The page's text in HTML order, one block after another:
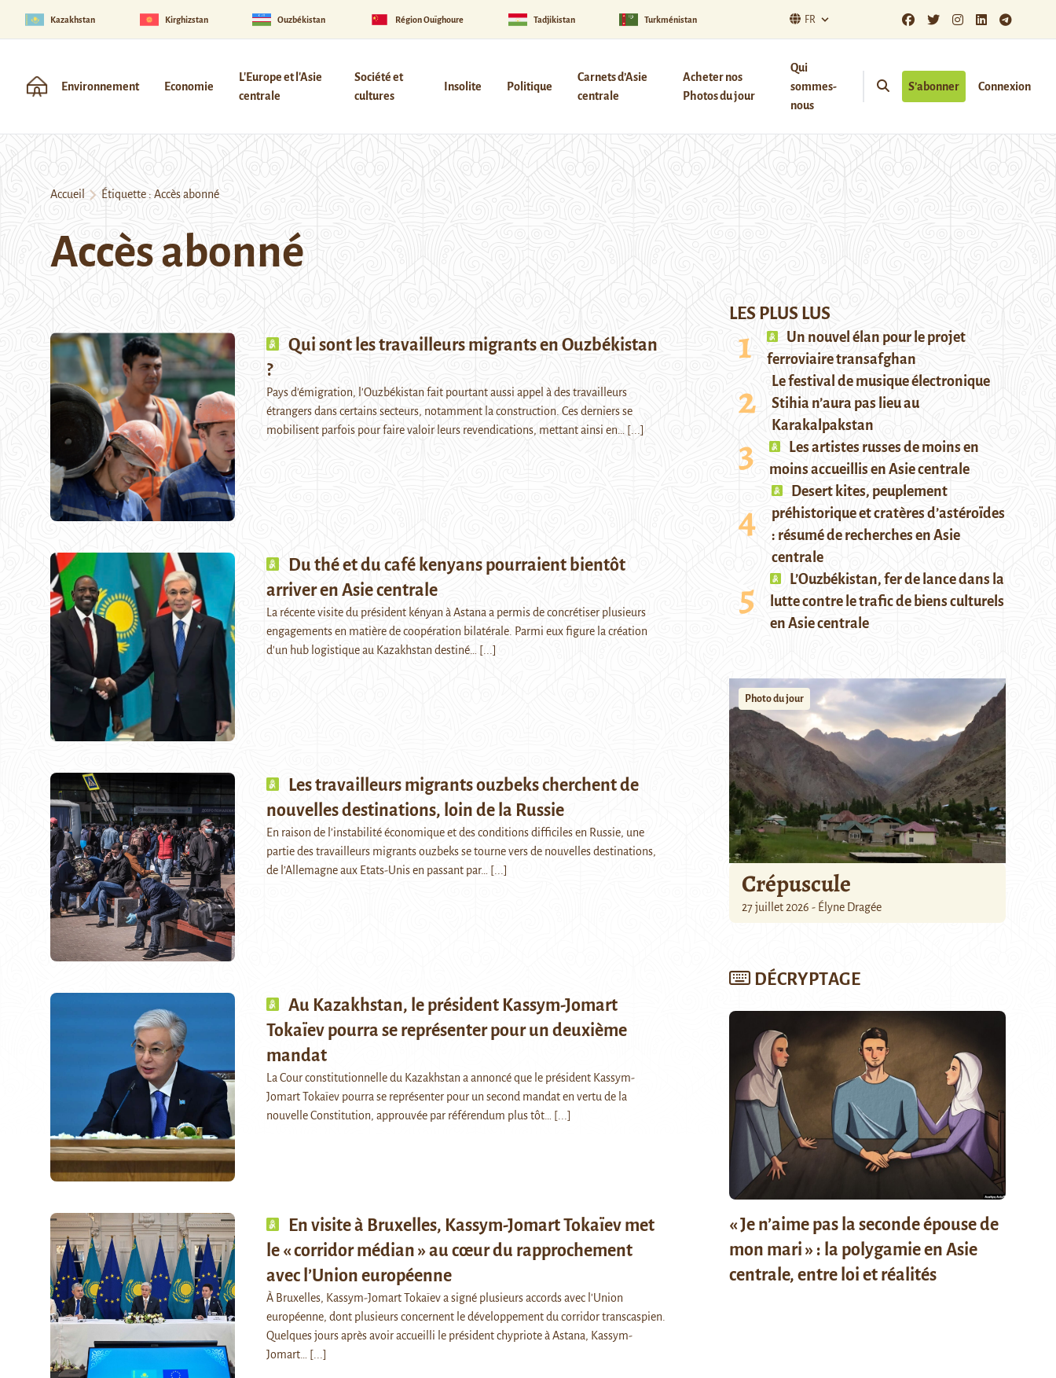
Kazakhstan Kirghizstan Ouzbékistan Région Ouïghoure Tadjikistan Turkménistan FR
Environnement Economie
L'Europe et l'Asie
centrale
Société et
cultures
Insolite Politique
Carnets d’Asie
centrale
Acheter nos
Photos du jour
Qui
sommes-
nous
S’abonner Connexion
Accueil Étiquette : Accès abonné
Accès abonné
Qui sont les travailleurs migrants en Ouzbékistan
?
Pays d'émigration, l'Ouzbékistan fait pourtant aussi appel à des travailleurs
étrangers dans certains secteurs, notamment la construction. Ces derniers se
mobilisent parfois pour faire valoir leurs revendications, mettant ainsi en…
[...]
Du thé et du café kenyans pourraient bientôt
arriver en Asie centrale
La récente visite du président kényan à Astana a permis de concrétiser plusieurs
engagements en matière de coopération bilatérale. Parmi eux figure la création
d'un hub logistique au Kazakhstan destiné…
[...]
Les travailleurs migrants ouzbeks cherchent de
nouvelles destinations, loin de la Russie
En raison de l’instabilité économique et des conditions difficiles en Russie, une
partie des travailleurs migrants ouzbeks se tourne vers de nouvelles destinations,
de l’Allemagne aux Etats-Unis en passant par…
[...]
Au Kazakhstan, le président Kassym-Jomart
Tokaïev pourra se représenter pour un deuxième
mandat
La Cour constitutionnelle du Kazakhstan a annoncé que le président Kassym-
Jomart Tokaïev pourra se représenter pour un second mandat en vertu de la
nouvelle Constitution, approuvée par référendum plus tôt…
[...]
En visite à Bruxelles, Kassym-Jomart Tokaïev met
le « corridor médian » au cœur du rapprochement
avec l’Union européenne
À Bruxelles, Kassym-Jomart Tokaïev a signé plusieurs accords avec l'Union
européenne, dont plusieurs concernent le développement du corridor transcaspien.
Quelques jours après avoir accueilli le président chypriote à Astana, Kassym-
Jomart…
[...]
LES PLUS LUS
Un nouvel élan pour le projet
ferroviaire transafghan
Le festival de musique électronique
Stihia n’aura pas lieu au
Karakalpakstan
Les artistes russes de moins en
moins accueillis en Asie centrale
Desert kites, peuplement
préhistorique et cratères d’astéroïdes
: résumé de recherches en Asie
centrale
L’Ouzbékistan, fer de lance dans la
lutte contre le trafic de biens culturels
en Asie centrale
Photo du jour
Crépuscule
27 juillet 2026 - Élyne Dragée
DÉCRYPTAGE
« Je n’aime pas la seconde épouse de
mon mari » : la polygamie en Asie
centrale, entre loi et réalités